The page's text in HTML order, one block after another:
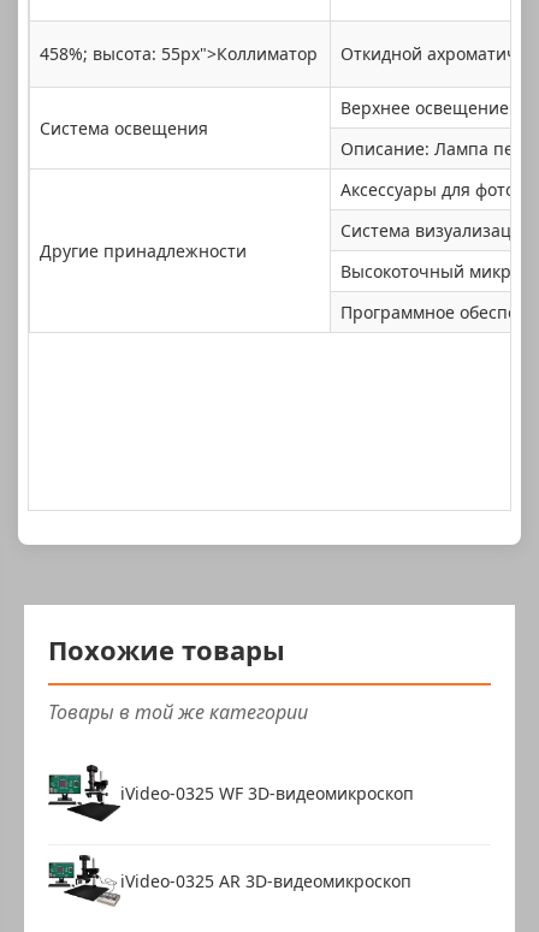
458%; высота: 55px">Коллиматор Откидной
Система освещения
Верхнее освещение:
Описание: Лампа
Другие принадлежности
Аксессуары для фото и
Система
Высокоточный
Программное
Похожие товары
Товары в той же категории
iVideo-0325 WF 3D-видеомикроскоп
iVideo-0325 AR 3D-видеомикроскоп